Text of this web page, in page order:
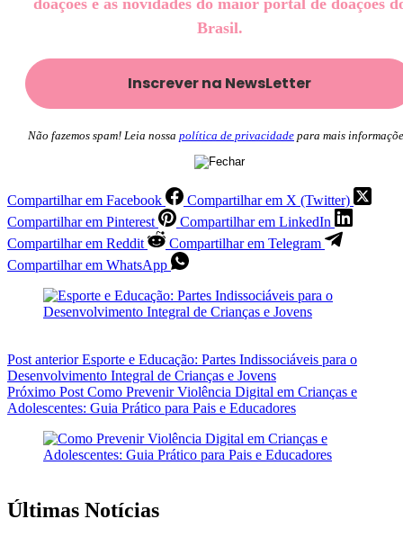
Brasil.
Não fazemos spam! Leia nossa política de privacidade para mais
Compartilhar em Facebook
Compartilhar em X (Twitter)
Compartilhar em Pinterest
Compartilhar em LinkedIn
Compartilhar em Reddit
Compartilhar em Telegram
Compartilhar em WhatsApp
Post anteriorEsporte e Educação: Partes Indissociáveis para o
Desenvolvimento Integral de Crianças e Jovens
Próximo Post Como Prevenir Violência Digital em Crianças e
Adolescentes: Guia Prático para Pais e Educadores
Últimas Notícias